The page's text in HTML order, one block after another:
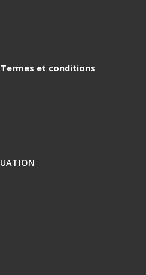
Termes et conditions